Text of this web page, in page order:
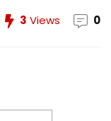
3 Views 0